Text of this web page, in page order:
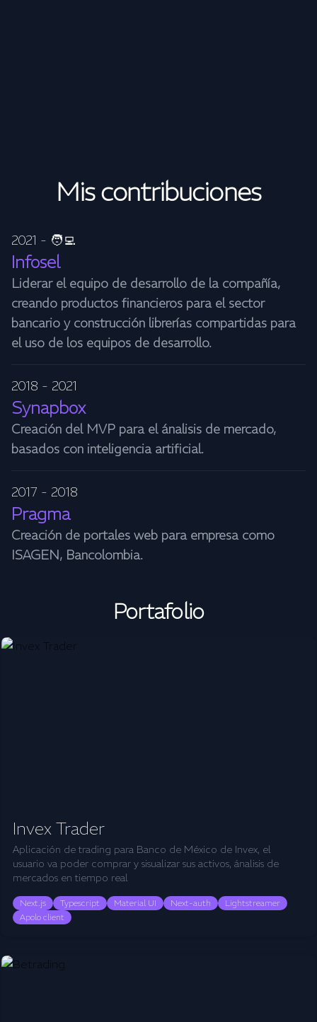
Mis contribuciones
2021 - 🧑‍💻
Infosel
Liderar el equipo de desarrollo de la compañía,
creando productos financieros para el sector
bancario y construcción librerías compartidas para
el uso de los equipos de desarrollo.
2018 - 2021
Synapbox
Creación del MVP para el ánalisis de mercado,
basados con inteligencia artificial.
2017 - 2018
Pragma
Creación de portales web para empresa como
ISAGEN, Bancolombia.
Portafolio
Invex Trader
Aplicación de trading para Banco de México de Invex, el
usuario va poder comprar y sisualizar sus activos, ánalisis de
mercados en tiempo real
Next.js Typescript Material UI Next-auth
Lightstreamer
Apolo client